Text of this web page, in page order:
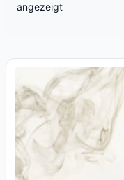
angezeigt